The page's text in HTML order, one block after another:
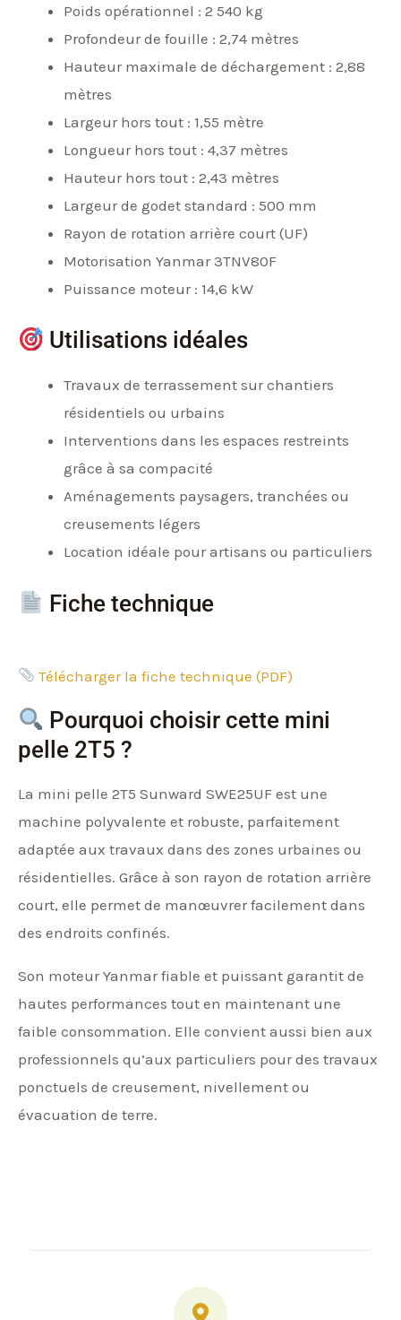
Poids opérationnel : 2 540 kg
Profondeur de fouille : 2,74 mètres
Hauteur maximale de déchargement : 2,88
mètres
Largeur hors tout : 1,55 mètre
Longueur hors tout : 4,37 mètres
Hauteur hors tout : 2,43 mètres
Largeur de godet standard : 500 mm
Rayon de rotation arrière court (UF)
Motorisation Yanmar 3TNV80F
Puissance moteur : 14,6 kW
Utilisations idéales
Travaux de terrassement sur chantiers
résidentiels ou urbains
Interventions dans les espaces restreints
grâce à sa compacité
Aménagements paysagers, tranchées ou
creusements légers
Location idéale pour artisans ou particuliers
Fiche technique
Télécharger la fiche technique (PDF)
Pourquoi choisir cette mini
pelle 2T5 ?
La mini pelle 2T5 Sunward SWE25UF est une
machine polyvalente et robuste, parfaitement
adaptée aux travaux dans des zones urbaines ou
résidentielles. Grâce à son rayon de rotation arrière
court, elle permet de manœuvrer facilement dans
des endroits confinés.
Son moteur Yanmar fiable et puissant garantit de
hautes performances tout en maintenant une
faible consommation. Elle convient aussi bien aux
professionnels qu’aux particuliers pour des travaux
ponctuels de creusement, nivellement ou
évacuation de terre.